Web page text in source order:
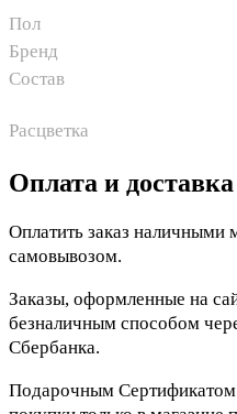
Пол
Бренд
Состав
Расцветка
Оплата и доставка
Оплатить заказ наличными
самовывозом.
Заказы, оформленные на
безналичным способом
Сбербанка.
Подарочным